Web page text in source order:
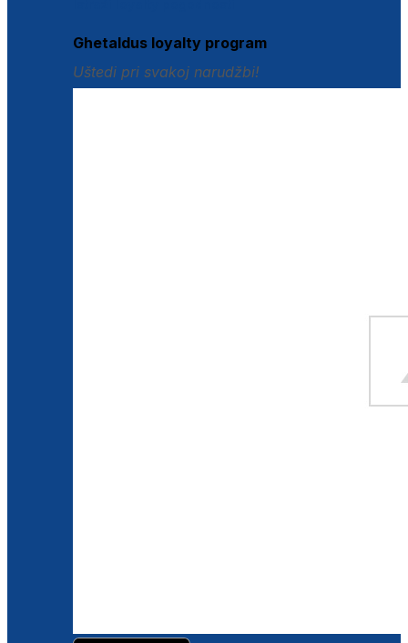
Ghetaldus loyalty program
Uštedi pri svakoj narudžbi!